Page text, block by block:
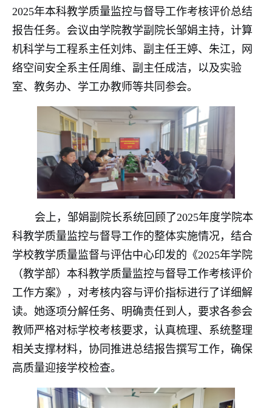
2025年本科教学质量监控与督导工作考核评价总结
报告任务。会议由学院教学副院长邹娟主持，计算
机科学与工程系主任刘炜、副主任王婷、朱江，网
络空间安全系主任周维、副主任成洁，以及实验
室、教务办、学工办教师等共同参会。
会上，邹娟副院长系统回顾了2025年度学院本
科教学质量监控与督导工作的整体实施情况，结合
学校教学质量监督与评估中心印发的《2025年学院
（教学部）本科教学质量监控与督导工作考核评价
工作方案》，对考核内容与评价指标进行了详细解
读。她逐项分解任务、明确责任到人，要求各参会
教师严格对标学校考核要求，认真梳理、系统整理
相关支撑材料，协同推进总结报告撰写工作，确保
高质量迎接学校检查。